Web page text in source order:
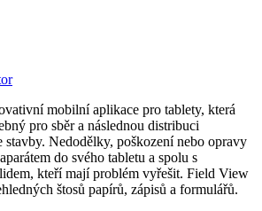
mobilní aplikace pro tablety, která
pro sběr a následnou distribuci
Nedodělky, poškození nebo opravy
do svého tabletu a spolu s
kteří mají problém vyřešit. Field View
štosů papírů, zápisů a formulářů.